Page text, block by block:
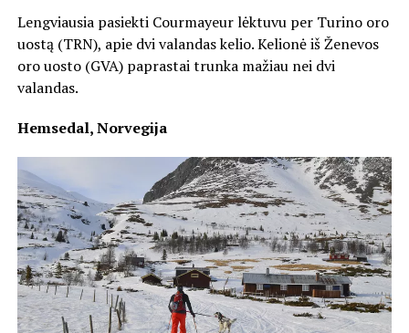
Lengviausia pasiekti Courmayeur lėktuvu per Turino oro
uostą (TRN), apie dvi valandas kelio. Kelionė iš Ženevos
oro uosto (GVA) paprastai trunka mažiau nei dvi
valandas.
Hemsedal, Norvegija